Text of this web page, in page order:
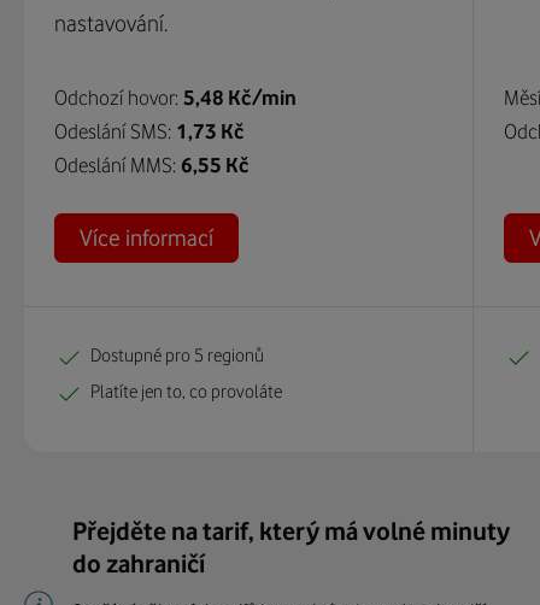
nastavování.
Odchozí hovor: 5,48 Kč/min
Odeslání SMS: 1,73 Kč
Odeslání MMS: 6,55 Kč
Více informací
Dostupné pro 5 regionů
Platíte jen to, co provoláte
Přejděte na tarif, který má volné minuty
do zahraničí